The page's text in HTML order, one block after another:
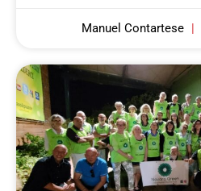
Manuel Contartese